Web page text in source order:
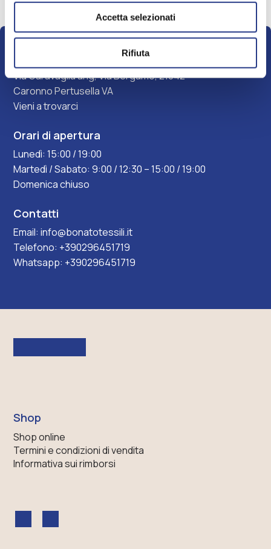
Accetta selezionati
Rifiuta
assicurare la copertura totale della superficie
vetrata:
Lt = Lv + 2 cm
L’altezza della tenda (At) è uguale all’altezza
At = Ab – 1 cm
Via Garavaglia ang, Via Bergamo, 21042
Caronno Pertusella VA
Vieni a trovarci
Orari di apertura
Lunedì: 15:00 / 19:00
Martedì / Sabato: 9:00 / 12:30 – 15:00 / 19:00
Domenica chiuso
Contatti
Email:info@bonatotessili.it
Telefono: +390296451719
Whatsapp: +390296451719
Shop
Shop online
Termini e condizioni di vendita
Informativa sui rimborsi